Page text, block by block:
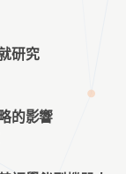
研究
的影響